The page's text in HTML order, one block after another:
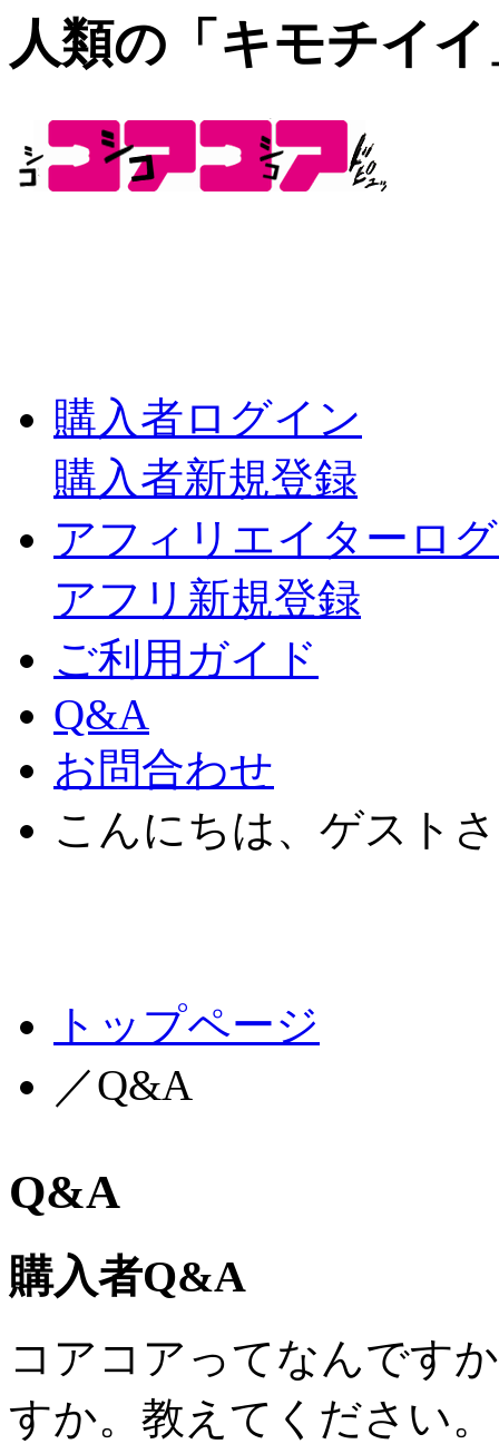
人類の「キモチイ
購入者ログイン
購入者新規登録
アフィリエイターロ
アフリ新規登録
ご利用ガイド
Q&A
お問合わせ
こんにちは、ゲスト
トップページ
／Q&A
Q&A
購入者Q&A
コアコアってなんです
すか。教えてください。